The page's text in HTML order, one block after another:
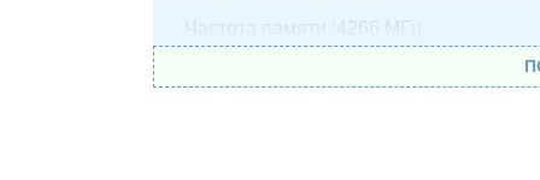
Частота памяти :4266 МГц
Объем впаянной оперативной памяти